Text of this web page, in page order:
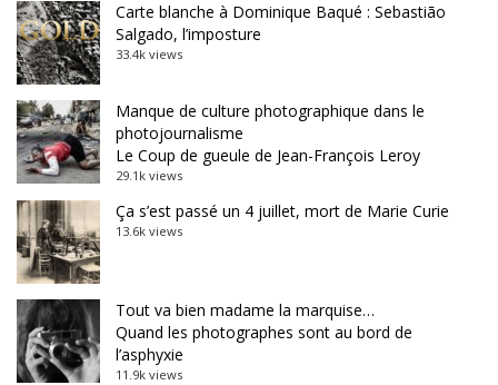
Carte blanche à Dominique Baqué : Sebastião
Salgado, l’imposture
33.4k views
Manque de culture photographique dans le
photojournalisme
Le Coup de gueule de Jean-François Leroy
29.1k views
Ça s’est passé un 4 juillet, mort de Marie Curie
13.6k views
Tout va bien madame la marquise…
Quand les photographes sont au bord de
l’asphyxie
11.9k views